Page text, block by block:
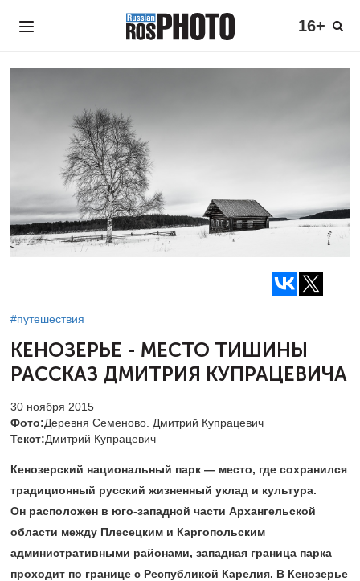
16+
#путешествия
КЕНОЗЕРЬЕ - МЕСТО ТИШИНЫ
РАССКАЗ ДМИТРИЯ КУПРАЦЕВИЧА
30 ноября 2015
Фото:Деревня Семеново. Дмитрий Купрацевич
Текст:Дмитрий Купрацевич
Кенозерский национальный парк — место, где сохранился
традиционный русский жизненный уклад и культура.
Он расположен в юго-западной части Архангельской
области между Плесецким и Каргопольским
административными районами, западная граница парка
проходит по границе с Республикой Карелия. В Кенозерье